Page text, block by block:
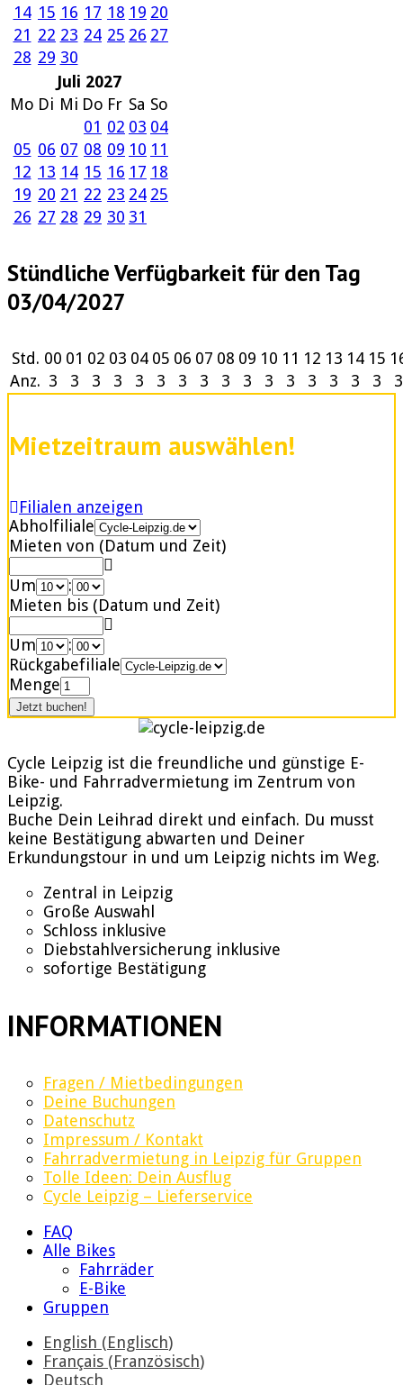
14 15 16 17 18 19 20
21 22 23 24 25 26 27
28 29 30
Juli 2027
Mo Di Mi Do Fr Sa So
01 02 03 04
05 06 07 08 09 10 11
12 13 14 15 16 17 18
19 20 21 22 23 24 25
26 27 28 29 30 31
Stündliche Verfügbarkeit für den Tag
03/04/2027
Std. 00 01 02 03 04 05 06 07 08 09 10 11 12 13 14 15
Anz. 3 3 3 3 3 3 3 3 3 3 3 3 3 3 3 3 3
Mietzeitraum auswählen!
Filialen anzeigen
Abholfiliale
Mieten von (Datum und Zeit)
Um
:
Mieten bis (Datum und Zeit)
Um
:
Rückgabefiliale
Menge
Cycle Leipzig ist die freundliche und günstige E-
Bike- und Fahrradvermietung im Zentrum von
Leipzig.
Buche Dein Leihrad direkt und einfach. Du musst
keine Bestätigung abwarten und Deiner
Erkundungstour in und um Leipzig nichts im Weg.
Zentral in Leipzig
Große Auswahl
Schloss inklusive
Diebstahlversicherung inklusive
sofortige Bestätigung
INFORMATIONEN
Fragen / Mietbedingungen
Deine Buchungen
Datenschutz
Impressum / Kontakt
Fahrradvermietung in Leipzig für Gruppen
Tolle Ideen: Dein Ausflug
Cycle Leipzig – Lieferservice
FAQ
Alle Bikes
Fahrräder
E-Bike
Gruppen
English (Englisch)
Français (Französisch)
Deutsch